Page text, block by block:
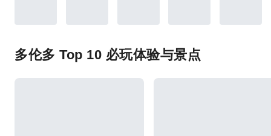
多伦多 Top 10 必玩体验与景点